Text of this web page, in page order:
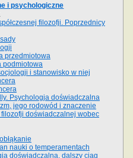
i psychologiczne
filozofji. Poprzednicy
przedmiotowa
podmiotowa
i stanowisko w niej
Psychologja doświadczalna
jego rodowód i znaczenie
doświadczalnej wobec
nauki o temperamentach
doświadczalna, dalszy ciąg